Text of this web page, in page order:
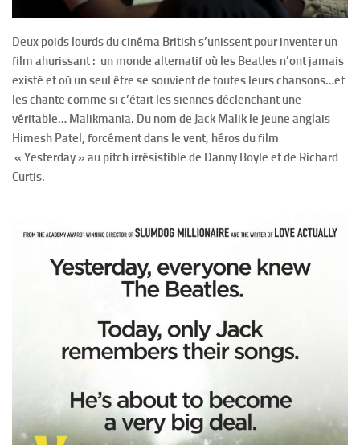
Deux poids lourds du cinéma British s’unissent pour inventer un
film ahurissant : un monde alternatif où les Beatles n’ont jamais
existé et où un seul être se souvient de toutes leurs chansons…et
les chante comme si c’était les siennes déclenchant une
véritable… Malikmania. Du nom de Jack Malik le jeune anglais
Himesh Patel, forcément dans le vent, héros du film
« Yesterday » au pitch irrésistible de Danny Boyle et de Richard
Curtis.